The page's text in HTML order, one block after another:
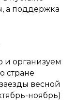
а поддержка
и организуем
стране
весной
ноябрь)